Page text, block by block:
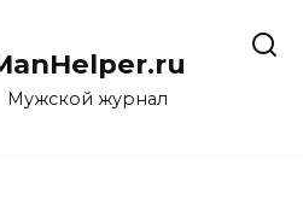
Мужской журнал